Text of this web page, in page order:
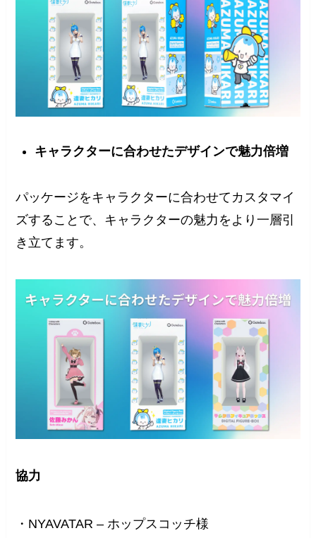
キャラクターに合わせたデザインで魅力倍増
パッケージをキャラクターに合わせてカスタマイ
ズすることで、キャラクターの魅力をより一層引
き立てます。
協力
・NYAVATAR – ホップスコッチ様